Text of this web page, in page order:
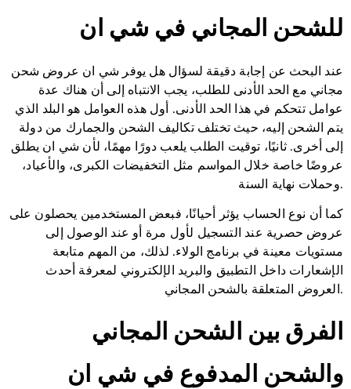
للشحن المجاني في شي ان
عند البحث عن إجابة دقيقة لسؤال هل يوفر شي ان عروض شحن
مجاني مع الحد الأدنى للطلب، يجب الانتباه إلى أن هناك عدة
عوامل تتحكم في هذا الحد الأدنى. أول هذه العوامل هو البلد الذي
يتم الشحن إليه، حيث تختلف تكاليف الشحن والجمارك من دولة
إلى أخرى. ثانيًا، توقيت الطلب يلعب دورًا مهمًا، لأن شي ان يطلق
عروضًا خاصة خلال المواسم مثل التخفيضات الكبرى، والأعياد،
وحملات نهاية السنة.
كما أن نوع الحساب يؤثر أحيانًا، فبعض المستخدمين يحصلون على
عروض حصرية عند التسجيل لأول مرة أو عند الوصول إلى
مستويات معينة في برنامج الولاء. لذلك، من المهم متابعة
الإشعارات داخل التطبيق والبريد الإلكتروني لمعرفة أحدث
العروض المتعلقة بالشحن المجاني.
الفرق بين الشحن المجاني
والشحن المدفوع في شي ان